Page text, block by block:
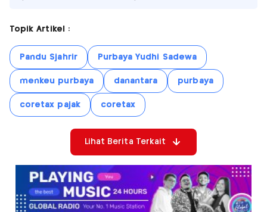
Topik Artikel :
Pandu Sjahrir Purbaya Yudhi Sadewa
menkeu purbaya danantara purbaya
coretax pajak coretax
Lihat Berita Terkait